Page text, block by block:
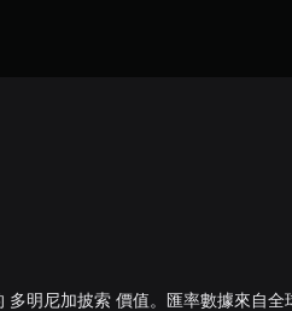
明尼加披索 價值。匯率數據來自